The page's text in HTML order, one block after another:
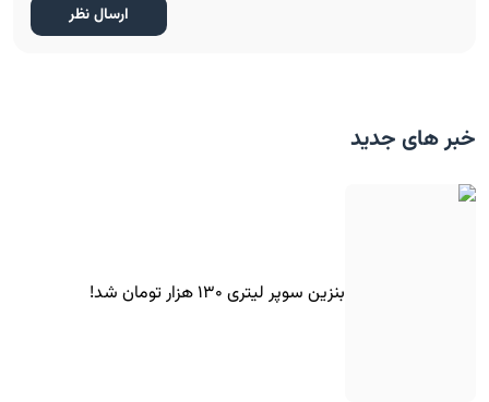
خبر های جدید
بنزین سوپر لیتری ۱۳۰ هزار تومان شد!